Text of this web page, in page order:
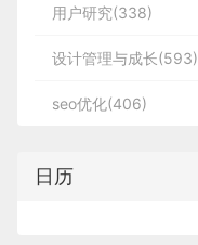
用户研究(338)
设计管理与成长(593)
seo优化(406)
日历